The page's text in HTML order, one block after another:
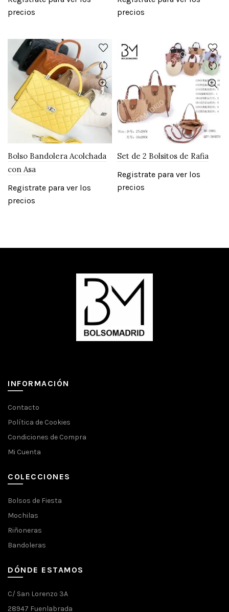
precios
precios
Bolso Bandolera Acolchada
con Asa
Registrate para ver los
precios
Set de 2 Bolsitos de Rafia
Registrate para ver los
precios
INFORMACIÓN
Contacto
Política de Cookies
Condiciones de Compra
Mi Cuenta
COLECCIONES
Bolsos de Fiesta
Mochilas
Riñoneras
Bandoleras
DÓNDE ESTAMOS
C/ San Lorenzo 3A
28947 Fuenlabrada